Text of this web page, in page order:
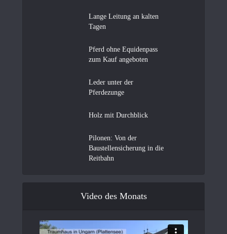
Lange Leitung an kalten
Tagen
Pferd ohne Equidenpass
zum Kauf angeboten
Leder unter der
Pferdezunge
Holz mit Durchblick
Pilonen: Von der
Baustellensicherung in die
Reitbahn
Video des Monats